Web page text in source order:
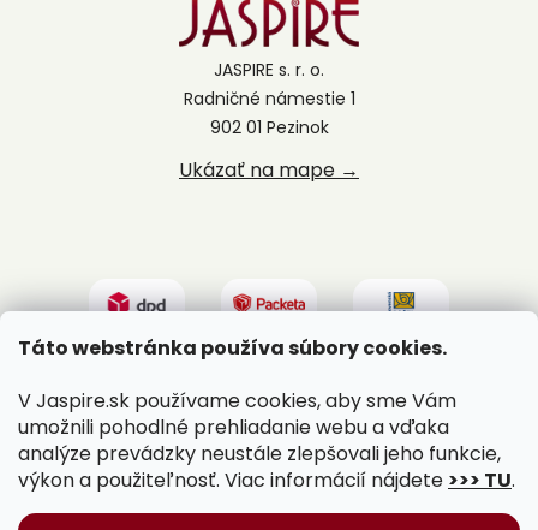
Táto webstránka používa súbory cookies.
V Jaspire.sk používame cookies, aby sme Vám
umožnili pohodlné prehliadanie webu a vďaka
analýze prevádzky neustále zlepšovali jeho funkcie,
výkon a použiteľnosť. Viac informácií nájdete >>> TU.
JASPIRE s. r. o.
Radničné námestie 1
902 01 Pezinok
Ukázať na mape →